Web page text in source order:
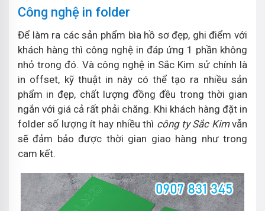
Công nghệ in folder
Để làm ra các sản phẩm bìa hồ sơ đẹp, ghi điểm với
khách hàng thì công nghệ in đáp ứng 1 phần không
nhỏ trong đó. Và công nghệ in Sắc Kim sử chính là
in offset, kỹ thuật in này có thể tạo ra nhiều sản
phẩm in đẹp, chất lượng đồng đều trong thời gian
ngắn với giá cả rất phải chăng. Khi khách hàng đặt in
folder số lượng ít hay nhiều thì công ty Sắc Kimvẫn
sẽ đảm bảo được thời gian giao hàng như trong
cam kết.